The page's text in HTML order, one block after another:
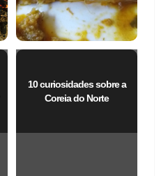
10 curiosidades sobre a
Coreia do Norte